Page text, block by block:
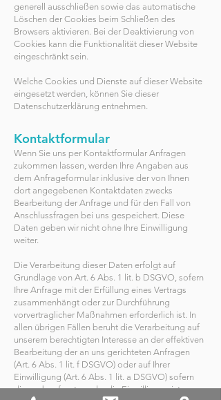
generell ausschließen sowie das automatische
Löschen der Cookies beim Schließen des
Browsers aktivieren. Bei der Deaktivierung von
Cookies kann die Funktionalität dieser Website
eingeschränkt sein.
Welche Cookies und Dienste auf dieser Website
eingesetzt werden, können Sie dieser
Datenschutzerklärung entnehmen.
Kontaktformular
Wenn Sie uns per Kontaktformular Anfragen
zukommen lassen, werden Ihre Angaben aus
dem Anfrageformular inklusive der von Ihnen
dort angegebenen Kontaktdaten zwecks
Bearbeitung der Anfrage und für den Fall von
Anschlussfragen bei uns gespeichert. Diese
Daten geben wir nicht ohne Ihre Einwilligung
weiter.
Die Verarbeitung dieser Daten erfolgt auf
Grundlage von Art. 6 Abs. 1 lit. b DSGVO, sofern
Ihre Anfrage mit der Erfüllung eines Vertrags
zusammenhängt oder zur Durchführung
vorvertraglicher Maßnahmen erforderlich ist. In
allen übrigen Fällen beruht die Verarbeitung auf
unserem berechtigten Interesse an der effektiven
Bearbeitung der an uns gerichteten Anfragen
(Art. 6 Abs. 1 lit. f DSGVO) oder auf Ihrer
Einwilligung (Art. 6 Abs. 1 lit. a DSGVO) sofern
diese abgefragt wurde; die Einwilligung ist